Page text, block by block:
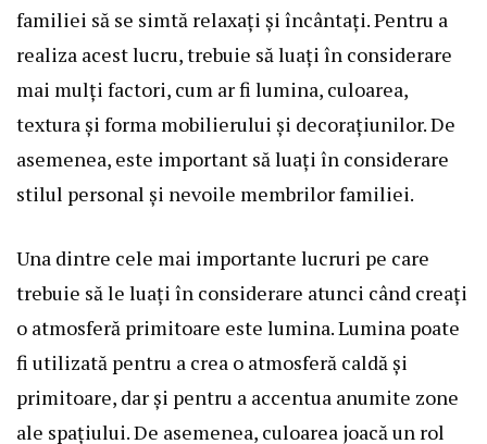
familiei să se simtă relaxați și încântați. Pentru a
realiza acest lucru, trebuie să luați în considerare
mai mulți factori, cum ar fi lumina, culoarea,
textura și forma mobilierului și decorațiunilor. De
asemenea, este important să luați în considerare
stilul personal și nevoile membrilor familiei.
Una dintre cele mai importante lucruri pe care
trebuie să le luați în considerare atunci când creați
o atmosferă primitoare este lumina. Lumina poate
fi utilizată pentru a crea o atmosferă caldă și
primitoare, dar și pentru a accentua anumite zone
ale spațiului. De asemenea, culoarea joacă un rol